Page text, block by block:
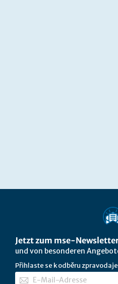
Jetzt zum mse-
und von besonderen
Přihlaste se k odběru